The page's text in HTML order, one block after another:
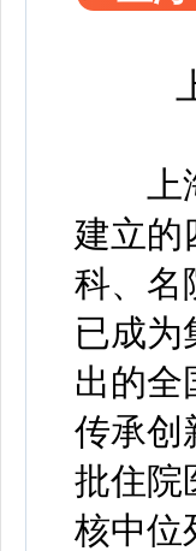
上海
建立的
科、名
已成为
出的全
传承创
批住院
核中位